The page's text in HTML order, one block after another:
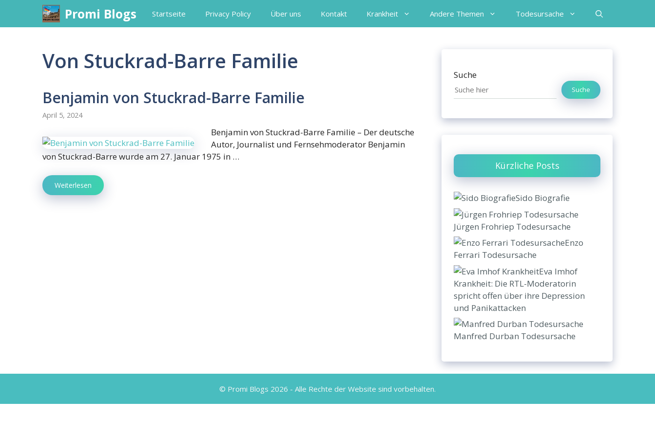
content
Promi Blogs Startseite Privacy Policy Über uns Kontakt Krankheit Andere Themen Todesursache
Von Stuckrad-Barre Familie
Benjamin von Stuckrad-Barre Familie
April 5, 2024
Benjamin von Stuckrad-Barre Familie – Der deutsche
Autor, Journalist und Fernsehmoderator Benjamin
von Stuckrad-Barre wurde am 27. Januar 1975 in …
Weiterlesen
Suche
Suche
Kürzliche Posts
Sido Biografie
Jürgen Frohriep Todesursache
Enzo
Ferrari Todesursache
Eva Imhof
Krankheit: Die RTL-Moderatorin
spricht offen über ihre Depression
und Panikattacken
Manfred Durban Todesursache
© Promi Blogs 2026 - Alle Rechte der Website sind vorbehalten.